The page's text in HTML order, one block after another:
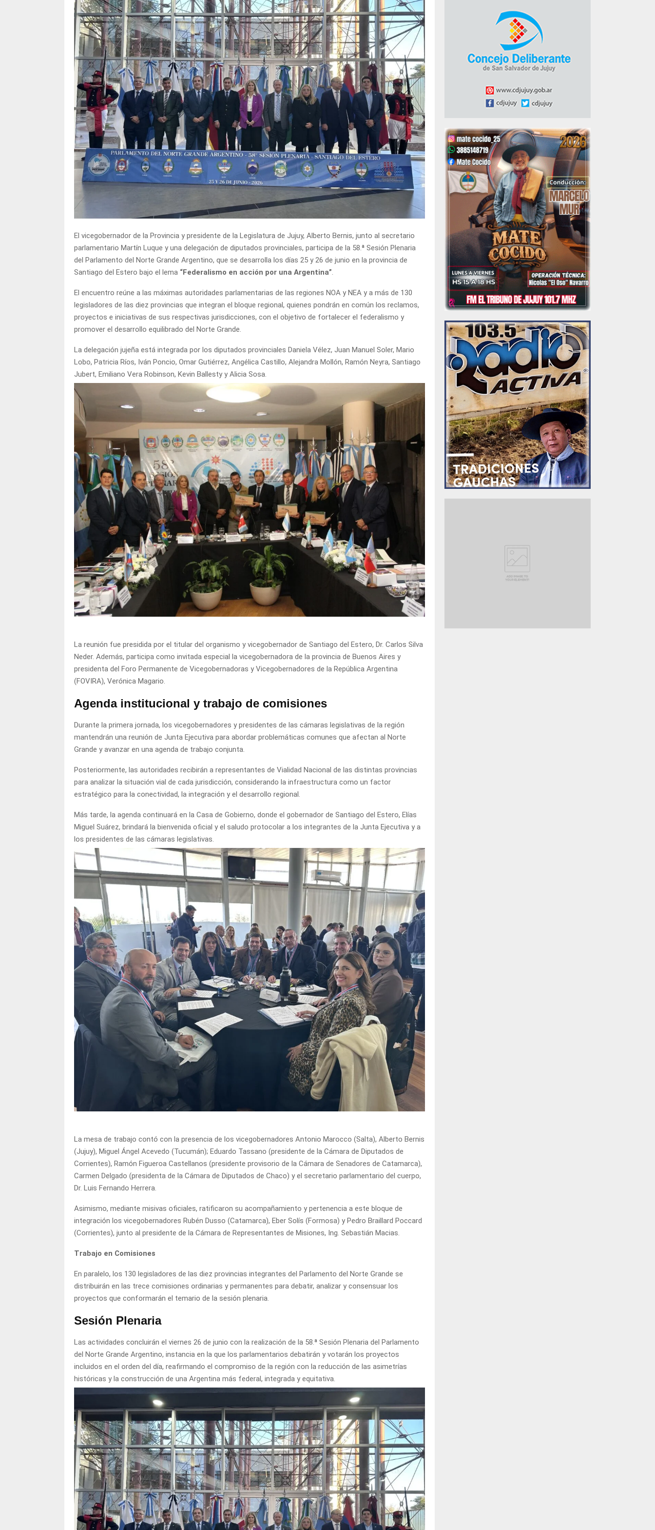
El vicegobernador de la Provincia y presidente de la Legislatura de Jujuy, Alberto Bernis, junto al secretario
parlamentario Martín Luque y una delegación de diputados provinciales, participa de la 58.ª Sesión Plenaria
del Parlamento del Norte Grande Argentino, que se desarrolla los días 25 y 26 de junio en la provincia de
Santiago del Estero bajo el lema “Federalismo en acción por una Argentina”.
El encuentro reúne a las máximas autoridades parlamentarias de las regiones NOA y NEA y a más de 130
legisladores de las diez provincias que integran el bloque regional, quienes pondrán en común los reclamos,
proyectos e iniciativas de sus respectivas jurisdicciones, con el objetivo de fortalecer el federalismo y
promover el desarrollo equilibrado del Norte Grande.
La delegación jujeña está integrada por los diputados provinciales Daniela Vélez, Juan Manuel Soler, Mario
Lobo, Patricia Ríos, Iván Poncio, Omar Gutiérrez, Angélica Castillo, Alejandra Mollón, Ramón Neyra, Santiago
Jubert, Emiliano Vera Robinson, Kevin Ballesty y Alicia Sosa.
La reunión fue presidida por el titular del organismo y vicegobernador de Santiago del Estero, Dr. Carlos Silva
Neder. Además, participa como invitada especial la vicegobernadora de la provincia de Buenos Aires y
presidenta del Foro Permanente de Vicegobernadoras y Vicegobernadores de la República Argentina
(FOVIRA), Verónica Magario.
Agenda institucional y trabajo de comisiones
Durante la primera jornada, los vicegobernadores y presidentes de las cámaras legislativas de la región
mantendrán una reunión de Junta Ejecutiva para abordar problemáticas comunes que afectan al Norte
Grande y avanzar en una agenda de trabajo conjunta.
Posteriormente, las autoridades recibirán a representantes de Vialidad Nacional de las distintas provincias
para analizar la situación vial de cada jurisdicción, considerando la infraestructura como un factor
estratégico para la conectividad, la integración y el desarrollo regional.
Más tarde, la agenda continuará en la Casa de Gobierno, donde el gobernador de Santiago del Estero, Elías
Miguel Suárez, brindará la bienvenida oficial y el saludo protocolar a los integrantes de la Junta Ejecutiva y a
los presidentes de las cámaras legislativas.
La mesa de trabajo contó con la presencia de los vicegobernadores Antonio Marocco (Salta), Alberto Bernis
(Jujuy), Miguel Ángel Acevedo (Tucumán); Eduardo Tassano (presidente de la Cámara de Diputados de
Corrientes), Ramón Figueroa Castellanos (presidente provisorio de la Cámara de Senadores de Catamarca),
Carmen Delgado (presidenta de la Cámara de Diputados de Chaco) y el secretario parlamentario del cuerpo,
Dr. Luis Fernando Herrera.
Asimismo, mediante misivas oficiales, ratificaron su acompañamiento y pertenencia a este bloque de
integración los vicegobernadores Rubén Dusso (Catamarca), Eber Solís (Formosa) y Pedro Braillard Poccard
(Corrientes), junto al presidente de la Cámara de Representantes de Misiones, Ing. Sebastián Macias.
Trabajo en Comisiones
En paralelo, los 130 legisladores de las diez provincias integrantes del Parlamento del Norte Grande se
distribuirán en las trece comisiones ordinarias y permanentes para debatir, analizar y consensuar los
proyectos que conformarán el temario de la sesión plenaria.
Sesión Plenaria
Las actividades concluirán el viernes 26 de junio con la realización de la 58.ª Sesión Plenaria del Parlamento
del Norte Grande Argentino, instancia en la que los parlamentarios debatirán y votarán los proyectos
incluidos en el orden del día, reafirmando el compromiso de la región con la reducción de las asimetrías
históricas y la construcción de una Argentina más federal, integrada y equitativa.